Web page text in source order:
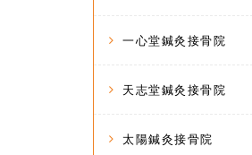
一心堂鍼灸接骨院
天志堂鍼灸接骨院
太陽鍼灸接骨院